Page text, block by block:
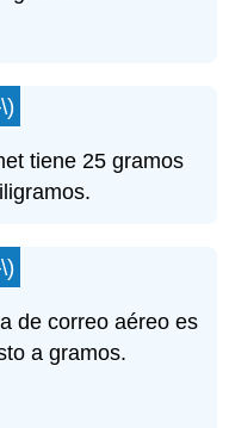
tiene 25 gramos
de correo aéreo es
a gramos.